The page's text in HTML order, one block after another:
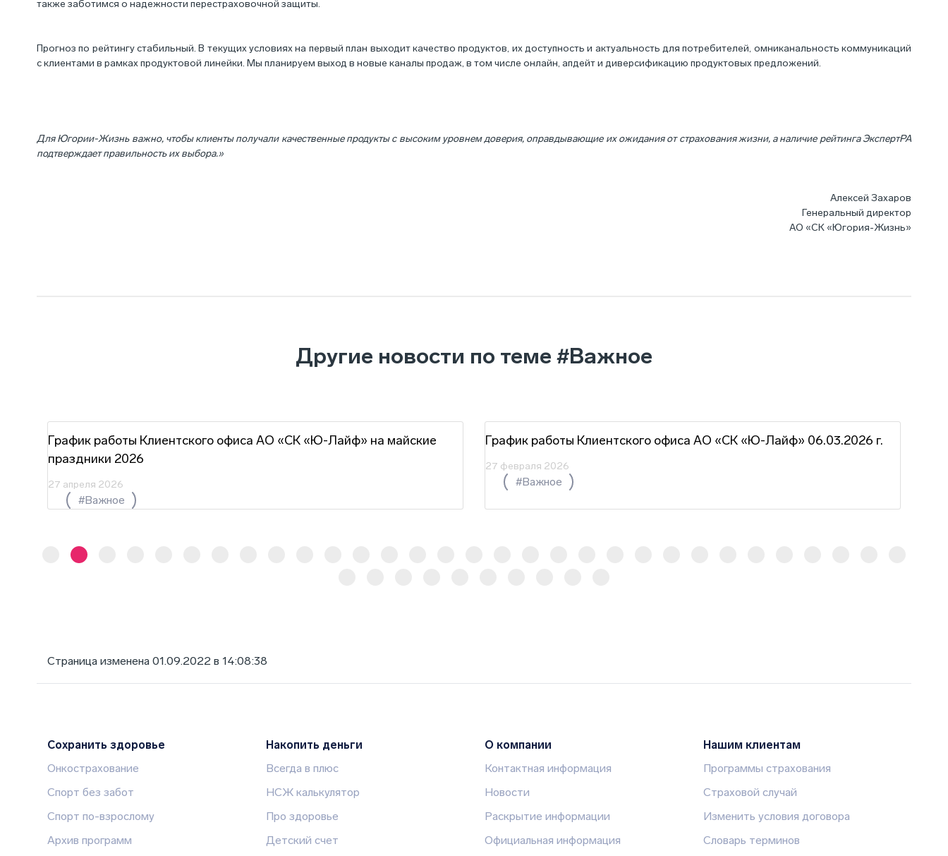
также заботимся о надежности перестраховочной защиты.
Прогноз по рейтингу стабильный. В текущих условиях на первый план выходит качество продуктов, их доступность и актуальность для потребителей, омниканальность коммуникаций
с клиентами в рамках продуктовой линейки. Мы планируем выход в новые каналы продаж, в том числе онлайн, апдейт и диверсификацию продуктовых предложений.
Для Югории-Жизнь важно, чтобы клиенты получали качественные продукты с высоким уровнем доверия, оправдывающие их ожидания от страхования жизни, а наличие рейтинга ЭкспертРА
подтверждает правильность их выбора.»
Алексей Захаров
Генеральный директор
АО «СК «Югория-Жизнь»
Другие новости по теме #Важное
График работы Клиентского офиса АО «СК «Ю-Лайф» на майские
праздники 2026
27 апреля 2026
#Важное
График работы Клиентского офиса АО «СК «Ю-Лайф» 06.03.2026 г.
27 февраля 2026
#Важное
Страница изменена 01.09.2022 в 14:08:38
Сохранить здоровье
Онкострахование
Спорт без забот
Спорт по-взрослому
Архив программ
Накопить деньги
Всегда в плюс
НСЖ калькулятор
Про здоровье
Детский счет
О компании
Контактная информация
Новости
Раскрытие информации
Официальная информация
Нашим клиентам
Программы страхования
Страховой случай
Изменить условия договора
Словарь терминов